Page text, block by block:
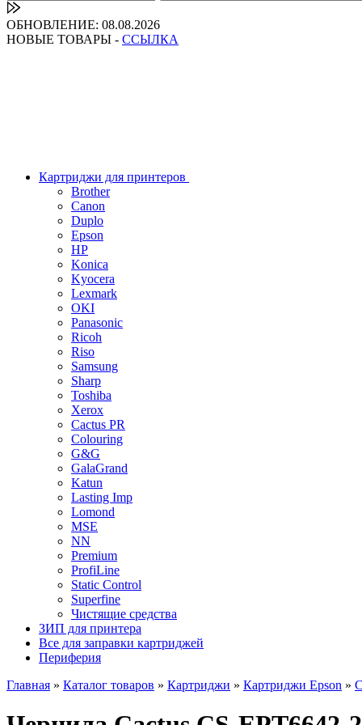
ОБНОВЛЕНИЕ: 08.08.2026
НОВЫЕ ТОВАРЫ - ССЫЛКА
Картриджи для принтеров
Brother
Canon
Duplo
Epson
HP
Konica
Kyocera
Lexmark
OKI
Panasonic
Ricoh
Riso
Samsung
Sharp
Toshiba
Xerox
Cactus PR
Colouring
G&G
GalaGrand
Katun
Lasting Imp
Lomond
MSE
NN
Premium
ProfiLine
Static Control
Superfine
Чистящие средства
ЗИП для принтера
Все для заправки картриджей
Периферия
Главная » Каталог товаров » Картриджи » Картриджи Epson »